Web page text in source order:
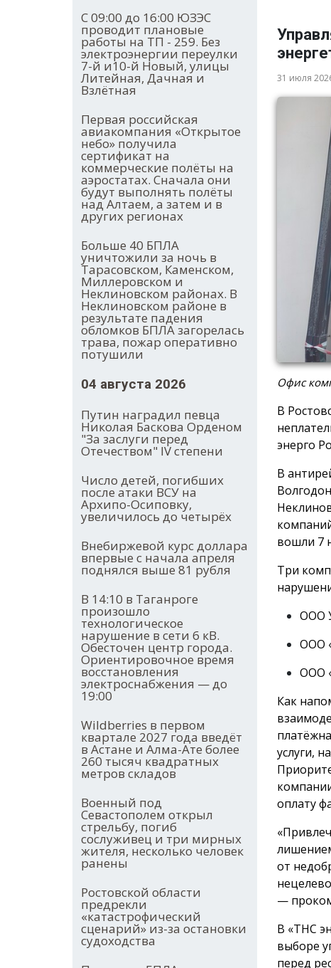
С 09:00 до 16:00 ЮЗЭС
проводит плановые
работы на ТП - 259. Без
электроэнергии переулки
7-й и10-й Новый, улицы
Литейная, Дачная и
Взлётная
Первая российская
авиакомпания «Открытое
небо» получила
сертификат на
коммерческие полёты на
аэростатах. Сначала они
будут выполнять полёты
над Алтаем, а затем и в
других регионах
Больше 40 БПЛА
уничтожили за ночь в
Тарасовском, Каменском,
Миллеровском и
Неклиновском районах. В
Неклиновском районе в
результате падения
обломков БПЛА загорелась
трава, пожар оперативно
потушили
04 августа 2026
Путин наградил певца
Николая Баскова Орденом
"За заслуги перед
Отечеством" IV степени
Число детей, погибших
после атаки ВСУ на
Архипо-Осиповку,
увеличилось до четырёх
Внебиржевой курс доллара
впервые с начала апреля
поднялся выше 81 рубля
В 14:10 в Таганроге
произошло
технологическое
нарушение в сети 6 кВ.
Обесточен центр города.
Ориентировочное время
восстановления
электроснабжения — до
19:00
Wildberries в первом
квартале 2027 года введёт
в Астане и Алма-Ате более
260 тысяч квадратных
метров складов
Военный под
Севастополем открыл
стрельбу, погиб
сослуживец и три мирных
жителя, несколько человек
ранены
Ростовской области
предрекли
«катастрофический
сценарий» из-за остановки
судоходства
31 июля
Офис
В
энерго
В
вошли 7
Три
ООО
ООО
ООО
Как
услуги,
оплату
от
—
В «ТНС
выборе
перед